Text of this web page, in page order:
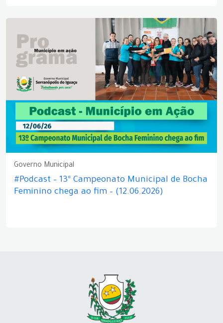
Governo Municipal
#Podcast – 13º Campeonato Municipal de Bocha
Feminino chega ao fim – (12.06.2026)